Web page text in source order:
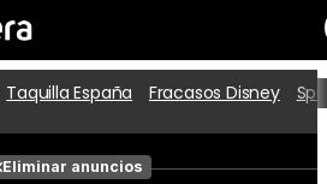
Cartelera
Películas
Taquilla España Fracasos Disney
Eliminar anuncios